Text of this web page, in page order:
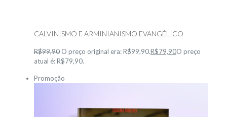
CALVINISMO E ARMINIANISMO EVANGÉLICO
R$99,90O preço original era: R$99,90.R$79,90O preço
atual é: R$79,90.
Promoção